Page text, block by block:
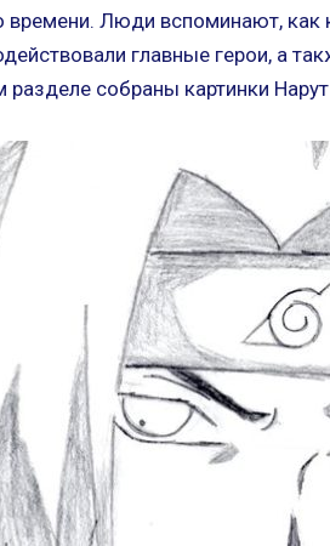
времени. Люди вспоминают, как
главные герои, а
разделе собраны картинки